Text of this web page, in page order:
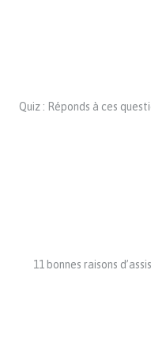
Quiz : Réponds à ces
11 bonnes raisons